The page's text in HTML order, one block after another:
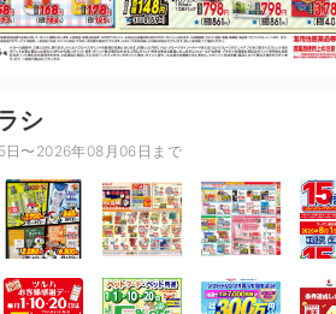
シ
日〜2026年08月06日まで